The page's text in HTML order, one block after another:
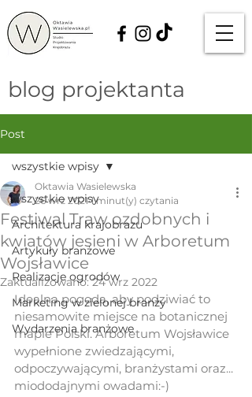
blog projektanta
Post
wszystkie wpisy
Architektura krajobrazu
Artykuły branżowe
Realizacje ogrodów
Marketing w zielonej branży
Wydarzenia branżowe
wszystkie wpisy
Festiwal Traw ozdobnych i
kwiatów jesieni w Arboretum
Wojsławice
Oktawia Wasielewska
26 wrz 2021 1 minut(y) czytania
Zaktualizowano:24 wrz 2022
Idealna pogoda, aby podziwiać to
niesamowite miejsce na botanicznej
mapie Polski. Arboretum Wojsławice
wypełnione zwiedzającymi,
odpoczywającymi, branżystami oraz...
miododajnymi owadami:-)